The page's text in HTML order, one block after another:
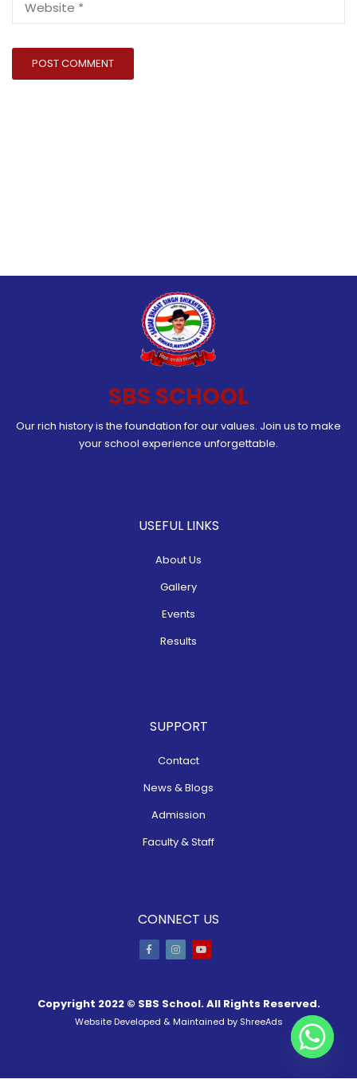
SBS SCHOOL
Our rich history is the foundation for our values. Join us to make
your school experience unforgettable.
USEFUL LINKS
About Us
Gallery
Events
Results
SUPPORT
Contact
News & Blogs
Admission
Faculty & Staff
CONNECT US
Copyright 2022 © SBS School. All Rights Reserved.
Website Developed & Maintained by ShreeAds